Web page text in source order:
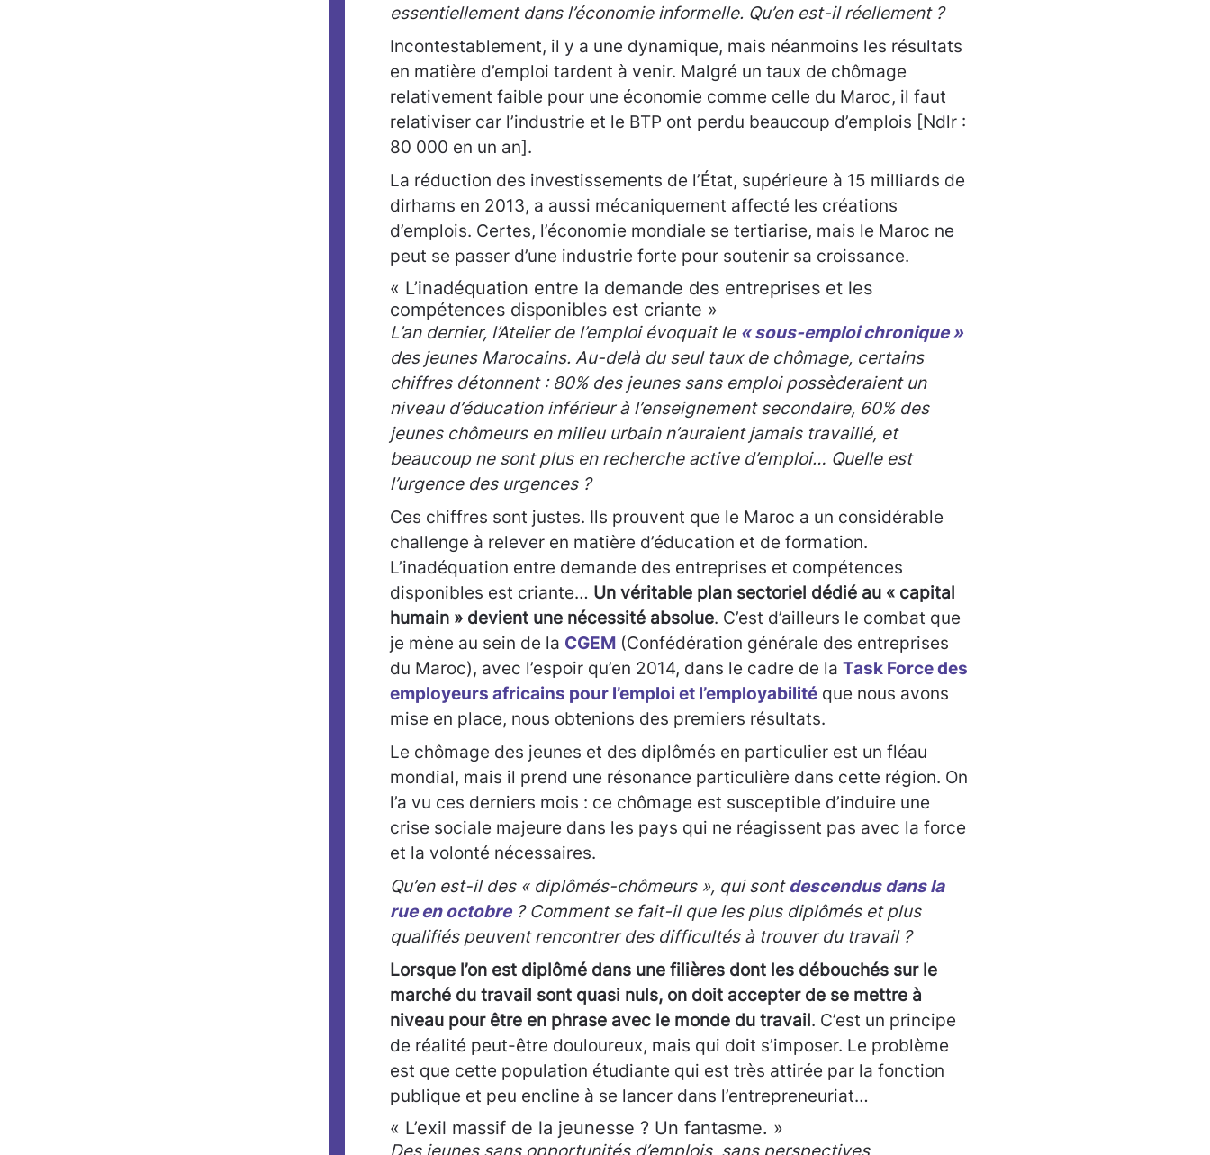
essentiellement dans l’économie informelle. Qu’en est-il réellement ?
Incontestablement, il y a une dynamique, mais néanmoins les résultats
en matière d’emploi tardent à venir. Malgré un taux de chômage
relativement faible pour une économie comme celle du Maroc, il faut
relativiser car l’industrie et le BTP ont perdu beaucoup d’emplois [Ndlr :
80 000 en un an].
La réduction des investissements de l’État, supérieure à 15 milliards de
dirhams en 2013, a aussi mécaniquement affecté les créations
d’emplois. Certes, l’économie mondiale se tertiarise, mais le Maroc ne
peut se passer d’une industrie forte pour soutenir sa croissance.
« L’inadéquation entre la demande des entreprises et les
compétences disponibles est criante »
L’an dernier, l’Atelier de l’emploi évoquait le « sous-emploi chronique »
des jeunes Marocains. Au-delà du seul taux de chômage, certains
chiffres détonnent : 80% des jeunes sans emploi possèderaient un
niveau d’éducation inférieur à l’enseignement secondaire, 60% des
jeunes chômeurs en milieu urbain n’auraient jamais travaillé, et
beaucoup ne sont plus en recherche active d’emploi… Quelle est
l’urgence des urgences ?
Ces chiffres sont justes. Ils prouvent que le Maroc a un considérable
challenge à relever en matière d’éducation et de formation.
L’inadéquation entre demande des entreprises et compétences
disponibles est criante… Un véritable plan sectoriel dédié au « capital
humain » devient une nécessité absolue. C’est d’ailleurs le combat que
je mène au sein de la CGEM (Confédération générale des entreprises
du Maroc), avec l’espoir qu’en 2014, dans le cadre de la Task Force des
employeurs africains pour l’emploi et l’employabilité que nous avons
mise en place, nous obtenions des premiers résultats.
Le chômage des jeunes et des diplômés en particulier est un fléau
mondial, mais il prend une résonance particulière dans cette région. On
l’a vu ces derniers mois : ce chômage est susceptible d’induire une
crise sociale majeure dans les pays qui ne réagissent pas avec la force
et la volonté nécessaires.
Qu’en est-il des « diplômés-chômeurs », qui sontdescendus dans la
rue en octobre? Comment se fait-il que les plus diplômés et plus
qualifiés peuvent rencontrer des difficultés à trouver du travail ?
Lorsque l’on est diplômé dans une filières dont les débouchés sur le
marché du travail sont quasi nuls, on doit accepter de se mettre à
niveau pour être en phrase avec le monde du travail. C’est un principe
de réalité peut-être douloureux, mais qui doit s’imposer. Le problème
est que cette population étudiante qui est très attirée par la fonction
publique et peu encline à se lancer dans l’entrepreneuriat…
« L’exil massif de la jeunesse ? Un fantasme. »